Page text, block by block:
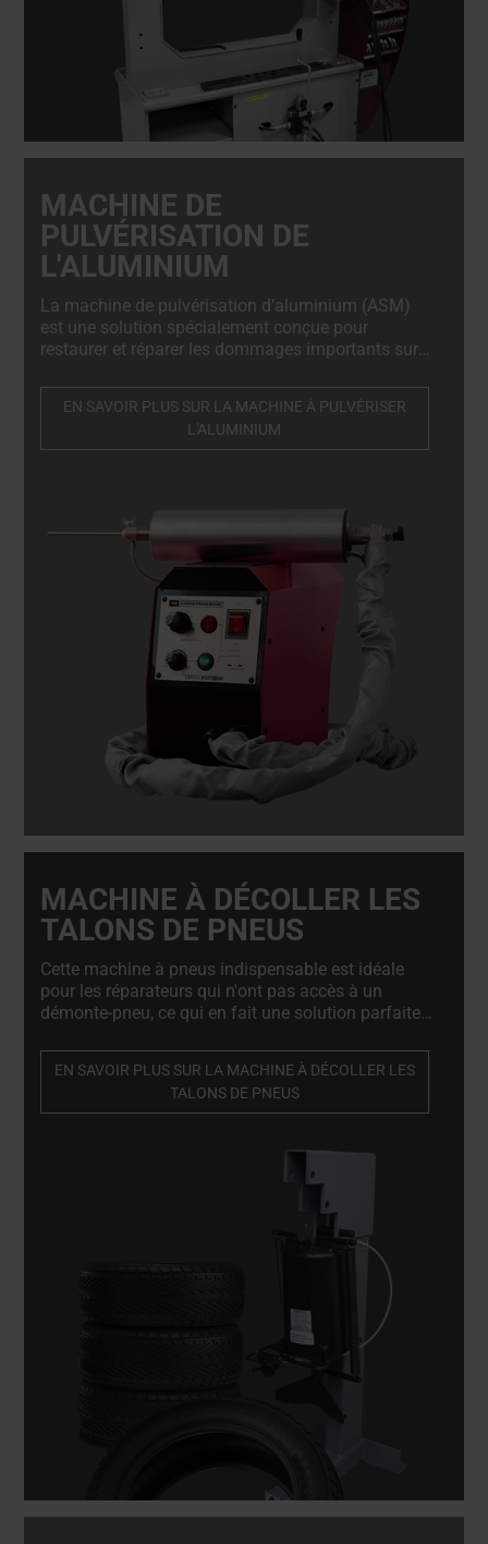
MACHINE DE
PULVÉRISATION DE
L'ALUMINIUM
La machine de pulvérisation d'aluminium (ASM)
est une solution spécialement conçue pour
restaurer et réparer les dommages importants sur
rapidement, en toute sécurité et dans le respect
total des normes OEM.
EN SAVOIR PLUS SUR LA MACHINE À PULVÉRISER
L'ALUMINIUM
MACHINE À DÉCOLLER LES
TALONS DE PNEUS
Cette machine à pneus indispensable est idéale
pour les réparateurs qui n'ont pas accès à un
démonte-pneu, ce qui en fait une solution parfaite
sur site. Machine à décoller les talons de pneus
professionnelle et de haute qualité. Indispensable
pour les réparateurs de jantes en alliage et les
EN SAVOIR PLUS SUR LA MACHINE À DÉCOLLER LES
TALONS DE PNEUS